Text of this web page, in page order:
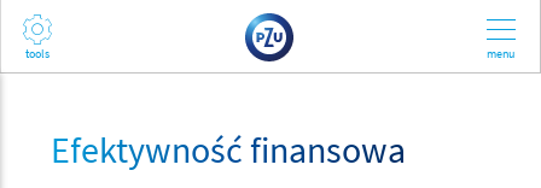
Efektywność finansowa